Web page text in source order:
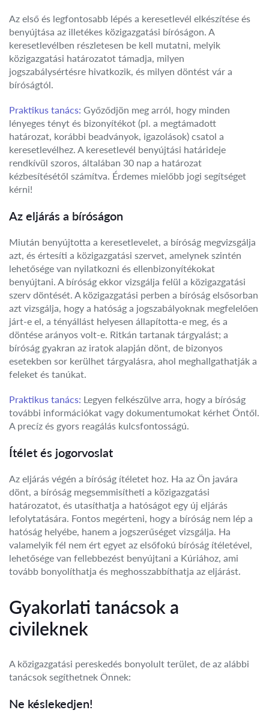
Az első és legfontosabb lépés a keresetlevél elkészítése és
benyújtása az illetékes közigazgatási bíróságon. A
keresetlevélben részletesen be kell mutatni, melyik
közigazgatási határozatot támadja, milyen
jogszabálysértésre hivatkozik, és milyen döntést vár a
bíróságtól.
Praktikus tanács: Győződjön meg arról, hogy minden
lényeges tényt és bizonyítékot (pl. a megtámadott
határozat, korábbi beadványok, igazolások) csatol a
keresetlevélhez. A keresetlevél benyújtási határideje
rendkívül szoros, általában 30 nap a határozat
kézbesítésétől számítva. Érdemes mielőbb jogi segítséget
kérni!
Az eljárás a bíróságon
Miután benyújtotta a keresetlevelet, a bíróság megvizsgálja
azt, és értesíti a közigazgatási szervet, amelynek szintén
lehetősége van nyilatkozni és ellenbizonyítékokat
benyújtani. A bíróság ekkor vizsgálja felül a közigazgatási
szerv döntését. A közigazgatási perben a bíróság elsősorban
azt vizsgálja, hogy a hatóság a jogszabályoknak megfelelően
járt-e el, a tényállást helyesen állapította-e meg, és a
döntése arányos volt-e. Ritkán tartanak tárgyalást; a
bíróság gyakran az iratok alapján dönt, de bizonyos
esetekben sor kerülhet tárgyalásra, ahol meghallgathatják a
feleket és tanúkat.
Praktikus tanács: Legyen felkészülve arra, hogy a bíróság
további információkat vagy dokumentumokat kérhet Öntől.
A precíz és gyors reagálás kulcsfontosságú.
Ítélet és jogorvoslat
Az eljárás végén a bíróság ítéletet hoz. Ha az Ön javára
dönt, a bíróság megsemmisítheti a közigazgatási
határozatot, és utasíthatja a hatóságot egy új eljárás
lefolytatására. Fontos megérteni, hogy a bíróság nem lép a
hatóság helyébe, hanem a jogszerűséget vizsgálja. Ha
valamelyik fél nem ért egyet az elsőfokú bíróság ítéletével,
lehetősége van fellebbezést benyújtani a Kúriához, ami
tovább bonyolíthatja és meghosszabbíthatja az eljárást.
Gyakorlati tanácsok a
civileknek
A közigazgatási pereskedés bonyolult terület, de az alábbi
tanácsok segíthetnek Önnek:
Ne késlekedjen!